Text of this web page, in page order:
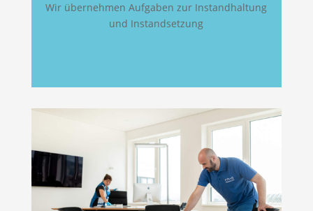
Wir übernehmen Aufgaben zur Instandhaltung
und Instandsetzung